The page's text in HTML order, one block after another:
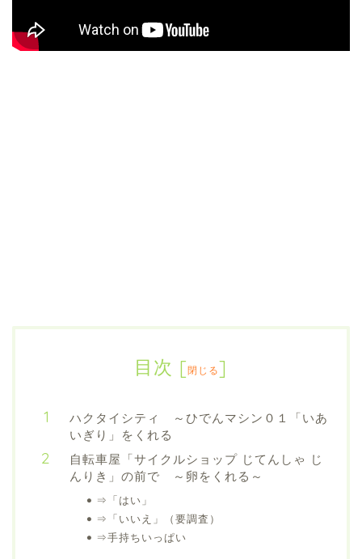
目次 [閉じる]
ハクタイシティ ～ひでんマシン０１「いあ
いぎり」をくれる
自転車屋「サイクルショップ じてんしゃ じ
んりき」の前で ～卵をくれる～
⇒「はい」
⇒「いいえ」（要調査）
⇒手持ちいっぱい